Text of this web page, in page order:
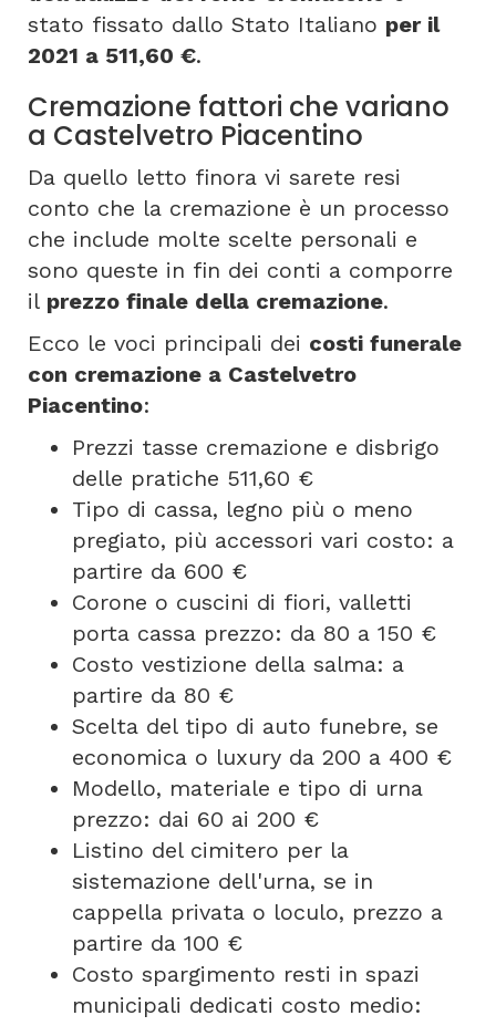
stato fissato dallo Stato Italiano per il
2021 a 511,60 €.
Cremazione fattori che variano
a Castelvetro Piacentino
Da quello letto finora vi sarete resi
conto che la cremazione è un processo
che include molte scelte personali e
sono queste in fin dei conti a comporre
il prezzo finale della cremazione.
Ecco le voci principali dei costi funerale
con cremazione a Castelvetro
Piacentino:
Prezzi tasse cremazione e disbrigo
delle pratiche 511,60 €
Tipo di cassa, legno più o meno
pregiato, più accessori vari costo: a
partire da 600 €
Corone o cuscini di fiori, valletti
porta cassa prezzo: da 80 a 150 €
Costo vestizione della salma: a
partire da 80 €
Scelta del tipo di auto funebre, se
economica o luxury da 200 a 400 €
Modello, materiale e tipo di urna
prezzo: dai 60 ai 200 €
Listino del cimitero per la
sistemazione dell'urna, se in
cappella privata o loculo, prezzo a
partire da 100 €
Costo spargimento resti in spazi
municipali dedicati costo medio: